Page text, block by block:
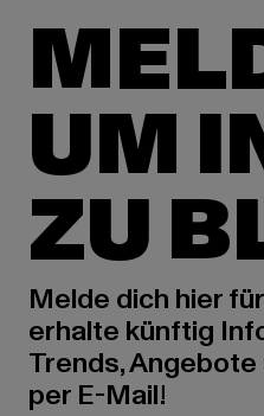
UM
ZU
Melde dich hier
erhalte künftig
Trends,
per E-Mail!